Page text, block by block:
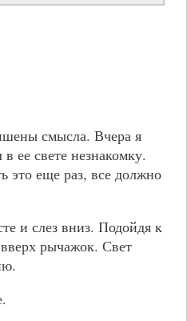
смысла. Вчера я
ее свете незнакомку.
это еще раз, все должно
и слез вниз. Подойдя к
рычажок. Свет